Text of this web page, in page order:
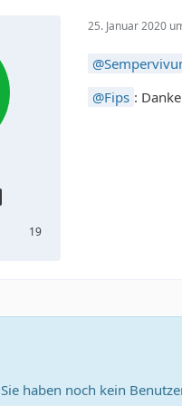
19
25. Januar 2020
Fips :
Sie haben noch kein